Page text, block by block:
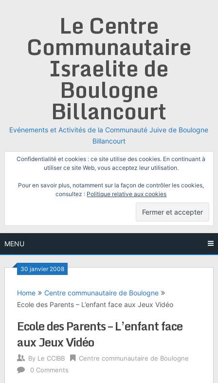
Le Centre
Communautaire
Israelite de
Boulogne
Billancourt
Evénements et Activités de la Communauté Juive de Boulogne
Billancourt
Confidentialité et cookies : ce site utilise des cookies. En continuant à
utiliser ce site Web, vous acceptez leur utilisation.
Pour en savoir plus, notamment sur la façon de contrôler les cookies,
consultez : Politique relative aux cookies
MENU
30 janvier 2008
Home
Centre communautaire de Boulogne
Ecole des Parents – L’enfant face aux Jeux Vidéo
Ecole des Parents – L’enfant face
aux Jeux Vidéo
By Le CCIBB
Centre communautaire de Boulogne
0 Comments